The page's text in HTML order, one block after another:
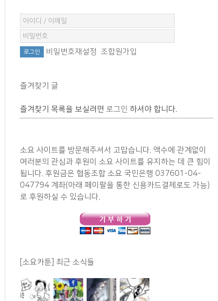
비밀번호재설정 조합원가입
즐겨찾기 글
즐겨찾기 목록을 보실려면 로그인 하셔야 합니다.
소요 사이트를 방문해주셔서 고맙습니다. 액수에 관계없이
여러분의 관심과 후원이 소요 사이트를 유지하는 데 큰 힘이
됩니다. 후원금은 협동조합 소요 국민은행 037601-04-
047794 계좌(아래 페이팔을 통한 신용카드결제로도 가능)
로 후원하실 수 있습니다.
[소요카툰] 최근 소식들